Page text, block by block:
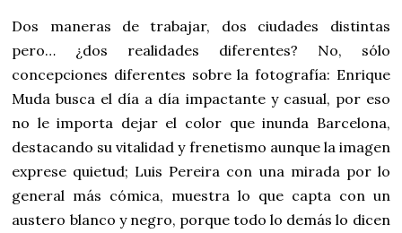
Dos maneras de trabajar, dos ciudades distintas
pero… ¿dos realidades diferentes? No, sólo
concepciones diferentes sobre la fotografía: Enrique
Muda busca el día a día impactante y casual, por eso
no le importa dejar el color que inunda Barcelona,
destacando su vitalidad y frenetismo aunque la imagen
exprese quietud; Luis Pereira con una mirada por lo
general más cómica, muestra lo que capta con un
austero blanco y negro, porque todo lo demás lo dicen